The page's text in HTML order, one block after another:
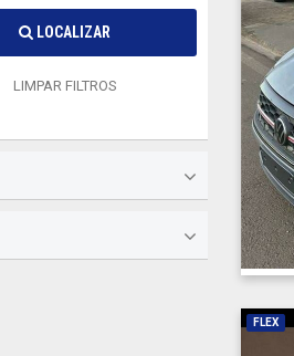
LOCALIZAR
LIMPAR FILTROS
FLEX